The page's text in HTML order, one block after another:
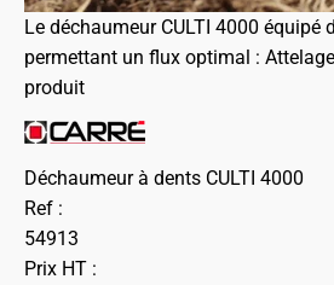
Le déchaumeur CULTI 4000 équipé
permettant un flux optimal :
produit
Déchaumeur à dents CULTI 4000
Ref :
54913
Prix HT :